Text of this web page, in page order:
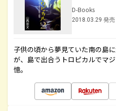
D-Books
2018.03.29 発売
子供の頃から夢見ていた南の島
が、島で出合うトロピカルでマ
憶。